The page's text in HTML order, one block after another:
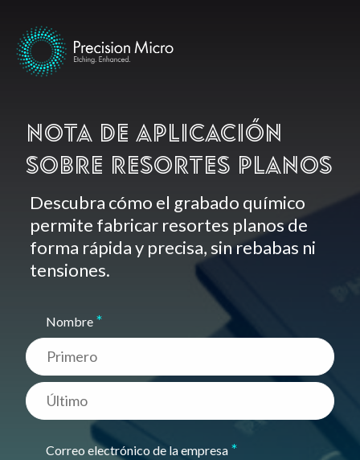
Nota de aplicación
sobre resortes planos
Descubra cómo el grabado químico
permite fabricar resortes planos de
forma rápida y precisa, sin rebabas ni
tensiones.
Nombre *
Correo electrónico de la empresa *